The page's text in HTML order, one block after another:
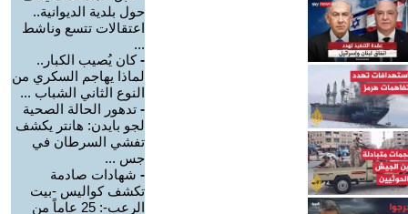
حول بلدية الديوانية..
اعتقالات تتسع وناشط
...
-كان يُصيب الكبار..
لماذا يهاجم السكري من
النوع الثاني الشباب ...
- تدهور الحالة الصحية
لجو بايدن: هانتر يكشف
تفشي السرطان في
جس ...
- شهادات صادمة
تكشف كواليس -بيت
الرعب-: 25 عاماً من